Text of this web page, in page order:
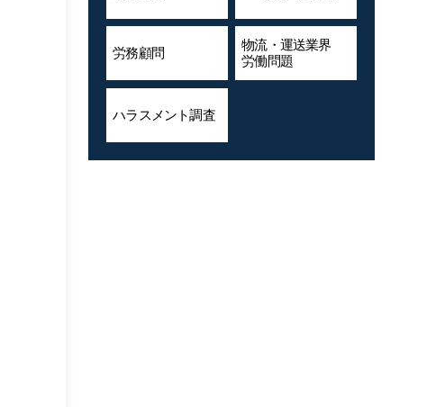
労務顧問
物流・運送業界
労働問題
ハラスメント調査